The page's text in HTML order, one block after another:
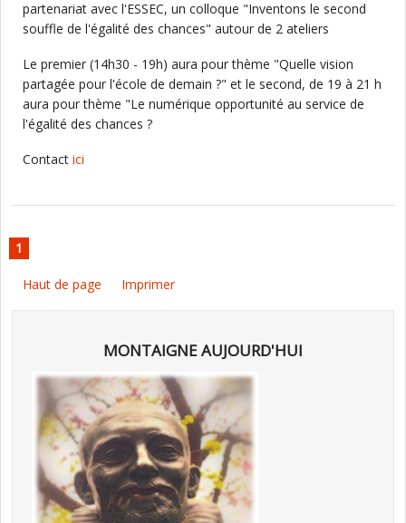
partenariat avec l'ESSEC, un colloque "Inventons le second
souffle de l'égalité des chances" autour de 2 ateliers
Le premier (14h30 - 19h) aura pour thème "Quelle vision
partagée pour l'école de demain ?" et le second, de 19 à 21 h
aura pour thème "Le numérique opportunité au service de
l'égalité des chances ?
Contact ici
1
Haut de page Imprimer
MONTAIGNE AUJOURD'HUI